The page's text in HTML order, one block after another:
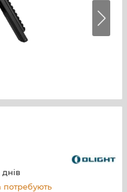
днів
потребують